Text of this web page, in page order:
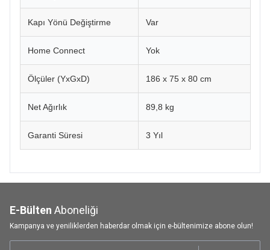
Kapı Yönü Değiştirme Var
Home Connect Yok
Ölçüler (YxGxD) 186 x 75 x 80 cm
Net Ağırlık 89,8 kg
Garanti Süresi 3 Yıl
E-Bülten Aboneliği
Kampanya ve yeniliklerden haberdar olmak için e-bültenimize abone olun!